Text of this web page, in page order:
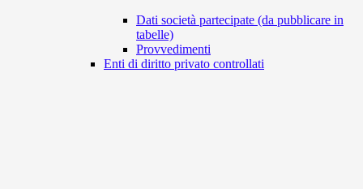
Dati società partecipate (da pubblicare in
tabelle)
Provvedimenti
Enti di diritto privato controllati